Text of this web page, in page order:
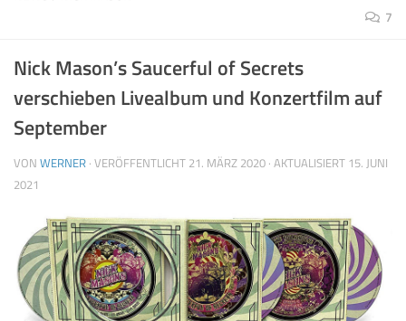
7
Nick Mason’s Saucerful of Secrets
verschieben Livealbum und Konzertfilm auf
September
VON WERNER · VERÖFFENTLICHT 21. MÄRZ 2020 · AKTUALISIERT 15. JUNI
2021